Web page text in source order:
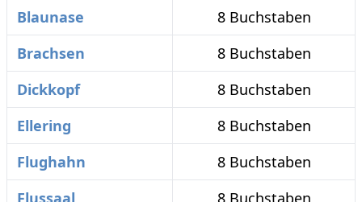
Blaunase
8 Buchstaben
Brachsen
8 Buchstaben
Dickkopf
8 Buchstaben
Ellering
8 Buchstaben
Flughahn
8 Buchstaben
Flussaal
8 Buchstaben